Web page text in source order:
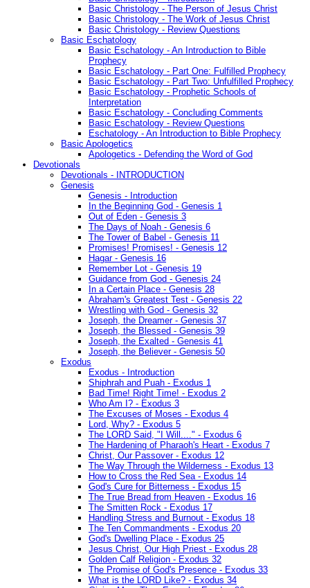
Basic Christology - The Person of Jesus Christ
Basic Christology - The Work of Jesus Christ
Basic Christology - Review Questions
Basic Eschatology
Basic Eschatology - An Introduction to Bible
Prophecy
Basic Eschatology - Part One: Fulfilled Prophecy
Basic Eschatology - Part Two: Unfulfilled Prophecy
Basic Eschatology - Prophetic Schools of
Interpretation
Basic Eschatology - Concluding Comments
Basic Eschatology - Review Questions
Eschatology - An Introduction to Bible Prophecy
Basic Apologetics
Apologetics - Defending the Word of God
Devotionals
Devotionals - INTRODUCTION
Genesis
Genesis - Introduction
In the Beginning God - Genesis 1
Out of Eden - Genesis 3
The Days of Noah - Genesis 6
The Tower of Babel - Genesis 11
Promises! Promises! - Genesis 12
Hagar - Genesis 16
Remember Lot - Genesis 19
Guidance from God - Genesis 24
In a Certain Place - Genesis 28
Abraham's Greatest Test - Genesis 22
Wrestling with God - Genesis 32
Joseph, the Dreamer - Genesis 37
Joseph, the Blessed - Genesis 39
Joseph, the Exalted - Genesis 41
Joseph, the Believer - Genesis 50
Exodus
Exodus - Introduction
Shiphrah and Puah - Exodus 1
Bad Time! Right Time! - Exodus 2
Who Am I? - Exodus 3
The Excuses of Moses - Exodus 4
Lord, Why? - Exodus 5
The LORD Said, "I Will...." - Exodus 6
The Hardening of Pharaoh's Heart - Exodus 7
Christ, Our Passover - Exodus 12
The Way Through the Wilderness - Exodus 13
How to Cross the Red Sea - Exodus 14
God's Cure for Bitterness - Exodus 15
The True Bread from Heaven - Exodus 16
The Smitten Rock - Exodus 17
Handling Stress and Burnout - Exodus 18
The Ten Commandments - Exodus 20
God's Dwelling Place - Exodus 25
Jesus Christ, Our High Priest - Exodus 28
Golden Calf Religion - Exodus 32
The Promise of God's Presence - Exodus 33
What is the LORD Like? - Exodus 34